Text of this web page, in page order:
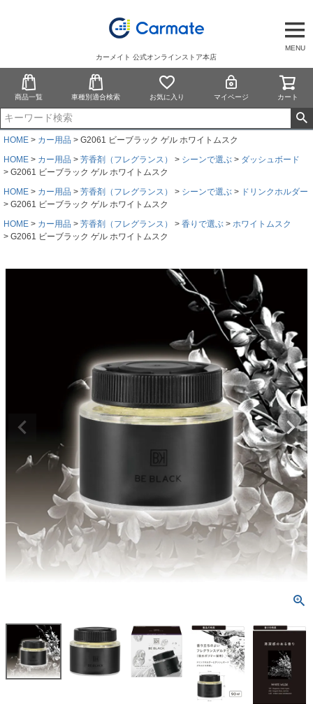
MENU
カーメイト 公式オンラインストア本店
商品一覧 車種別適合検索 お気に入り マイページ カート
HOME カー用品
G2061 ビーブラック ゲル ホワイトムスク
HOME
カー用品 芳香剤（フレグランス） シーンで選ぶ
ダッシュボード
G2061 ビーブラック ゲル ホワイトムスク
HOME
カー用品 芳香剤（フレグランス） シーンで選ぶ
ドリンクホルダー
G2061 ビーブラック ゲル ホワイトムスク
HOME
カー用品 芳香剤（フレグランス） 香りで選ぶ
ホワイトムスク
G2061 ビーブラック ゲル ホワイトムスク